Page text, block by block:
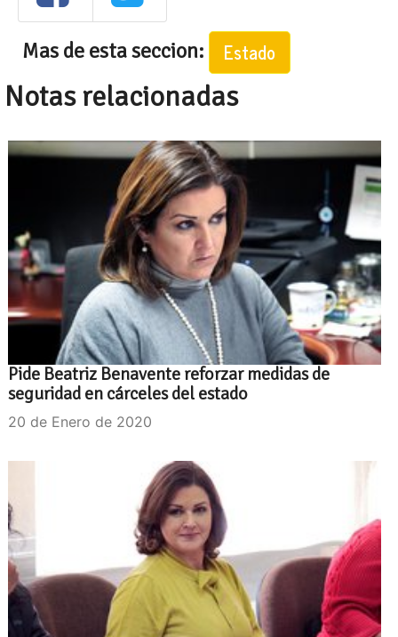
Mas de esta seccion: Estado
Notas relacionadas
Pide Beatriz Benavente reforzar medidas de
seguridad en cárceles del estado
20 de Enero de 2020